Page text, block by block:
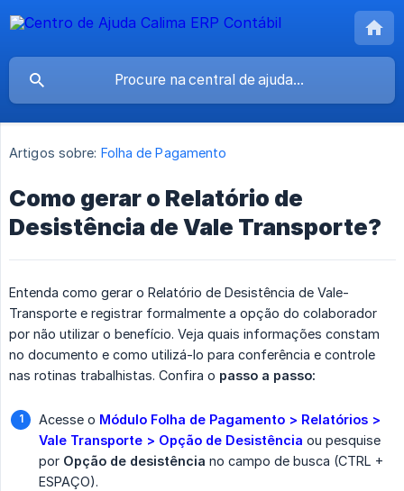
Artigos sobre: Folha de Pagamento
Como gerar o Relatório de
Desistência de Vale Transporte?
Entenda como gerar o Relatório de Desistência de Vale-
Transporte e registrar formalmente a opção do colaborador
por não utilizar o benefício. Veja quais informações constam
no documento e como utilizá-lo para conferência e controle
nas rotinas trabalhistas. Confira o passo a passo:
Acesse o Módulo Folha de Pagamento > Relatórios >
Vale Transporte > Opção de Desistência ou pesquise
por Opção de desistência no campo de busca (CTRL +
ESPAÇO).